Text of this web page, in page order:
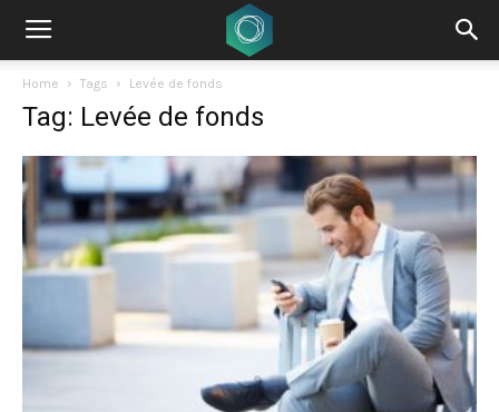
Home Tags Levée de fonds
Tag: Levée de fonds